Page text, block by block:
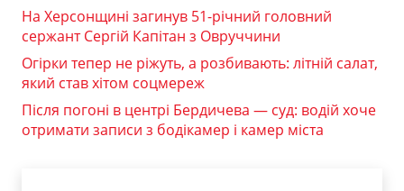
На Херсонщині загинув 51-річний головний
сержант Сергій Капітан з Овруччини
Огірки тепер не ріжуть, а розбивають: літній салат,
який став хітом соцмереж
Після погоні в центрі Бердичева — суд: водій хоче
отримати записи з бодікамер і камер міста